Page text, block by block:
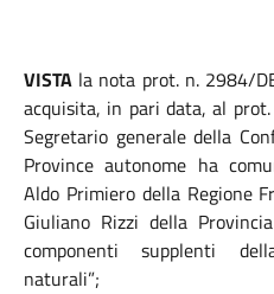
VISTA la nota prot. n. 2984/
acquisita, in pari data, al
Segretario generale della
Province autonome ha
Aldo Primiero della Regione
Giuliano Rizzi della
componenti supplenti
naturali”;